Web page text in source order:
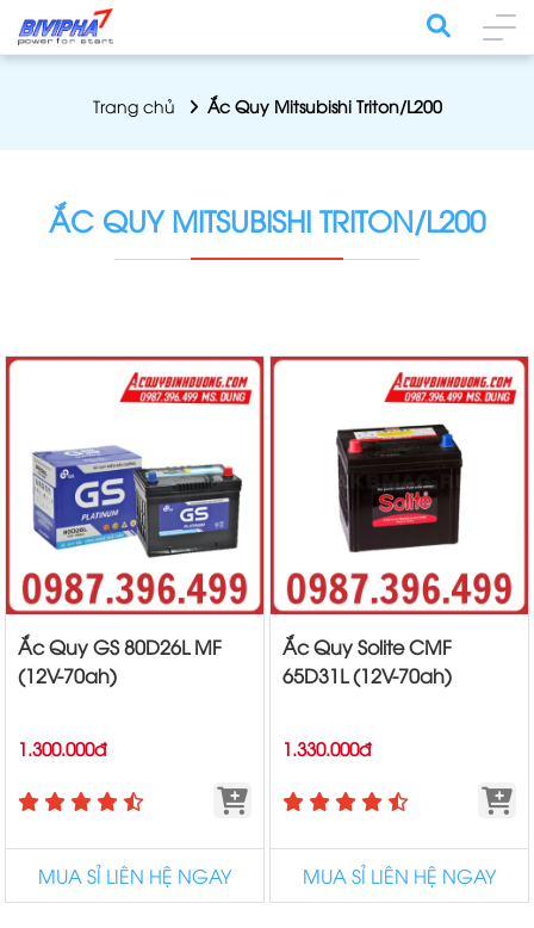
Trang chủ Ắc Quy Mitsubishi Triton/L200
ẮC QUY MITSUBISHI TRITON/L200
Ắc Quy GS 80D26L MF
(12V-70ah)
1.300.000đ
MUA SỈ LIÊN HỆ NGAY
Ắc Quy Solite CMF
65D31L (12V-70ah)
1.330.000đ
MUA SỈ LIÊN HỆ NGAY